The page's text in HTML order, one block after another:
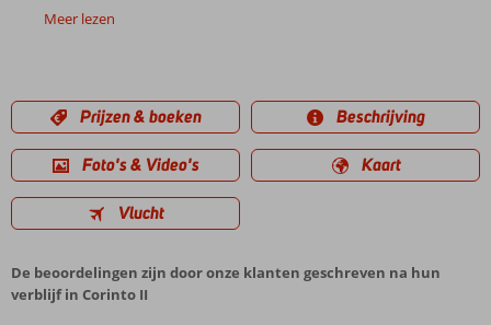
Meer lezen
Prijzen & boeken Beschrijving
Foto's & Video's Kaart
Vlucht
De beoordelingen zijn door onze klanten geschreven na hun
verblijf in Corinto II